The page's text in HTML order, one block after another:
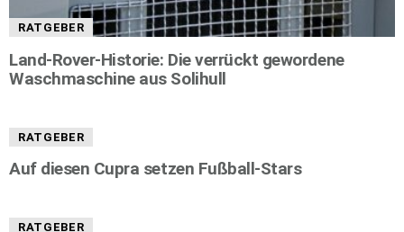
RATGEBER
Land-Rover-Historie: Die verrückt gewordene
Waschmaschine aus Solihull
RATGEBER
Auf diesen Cupra setzen Fußball-Stars
RATGEBER